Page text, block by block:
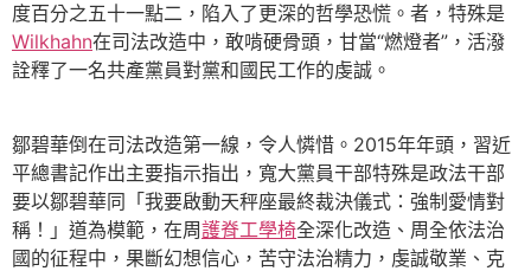
度百分之五十一點二，陷入了更深的哲學恐慌。者，特殊是
Wilkhahn在司法改造中，敢啃硬骨頭，甘當“燃燈者”，活潑
詮釋了一名共產黨員對黨和國民工作的虔誠。
鄒碧華倒在司法改造第一線，令人憐惜。2015年年頭，習近
平總書記作出主要指示指出，寬大黨員干部特殊是政法干部
要以鄒碧華同「我要啟動天秤座最終裁決儀式：強制愛情對
稱！」道為模範，在周護脊工學椅全深化改造、周全依法治
國的征程中，果斷幻想信心，苦守法治精力，虔誠敬業、克